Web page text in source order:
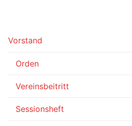
Vorstand
Orden
Vereinsbeitritt
Sessionsheft